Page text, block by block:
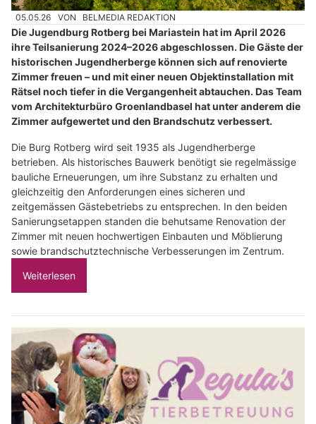
05.05.26 VON BELMEDIA REDAKTION
Die Jugendburg Rotberg bei Mariastein hat im April 2026
ihre Teilsanierung 2024–2026 abgeschlossen. Die Gäste der
historischen Jugendherberge können sich auf renovierte
Zimmer freuen – und mit einer neuen Objektinstallation mit
Rätsel noch tiefer in die Vergangenheit abtauchen. Das Team
vom Architekturbüro Groenlandbasel hat unter anderem die
Zimmer aufgewertet und den Brandschutz verbessert.
Die Burg Rotberg wird seit 1935 als Jugendherberge
betrieben. Als historisches Bauwerk benötigt sie regelmässige
bauliche Erneuerungen, um ihre Substanz zu erhalten und
gleichzeitig den Anforderungen eines sicheren und
zeitgemässen Gästebetriebs zu entsprechen. In den beiden
Sanierungsetappen standen die behutsame Renovation der
Zimmer mit neuen hochwertigen Einbauten und Möblierung
sowie brandschutztechnische Verbesserungen im Zentrum.
Weiterlesen